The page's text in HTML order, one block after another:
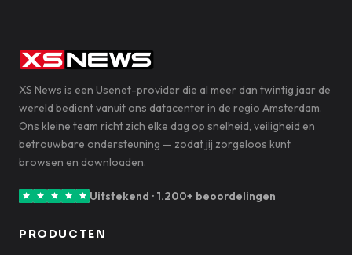
XS News is een Usenet-provider die al meer dan twintig jaar de
wereld bedient vanuit ons datacenter in de regio Amsterdam.
Ons kleine team richt zich elke dag op snelheid, veiligheid en
betrouwbare ondersteuning — zodat jij zorgeloos kunt
browsen en downloaden.
Uitstekend · 1.200+ beoordelingen
PRODUCTEN